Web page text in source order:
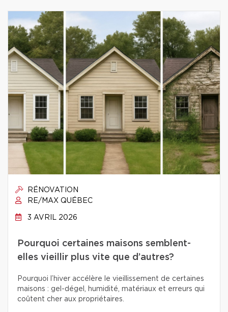
RÉNOVATION
RE/MAX QUÉBEC
3 AVRIL 2026
Pourquoi certaines maisons semblent-
elles vieillir plus vite que d’autres?
Pourquoi l’hiver accélère le vieillissement de certaines
maisons : gel-dégel, humidité, matériaux et erreurs qui
coûtent cher aux propriétaires.